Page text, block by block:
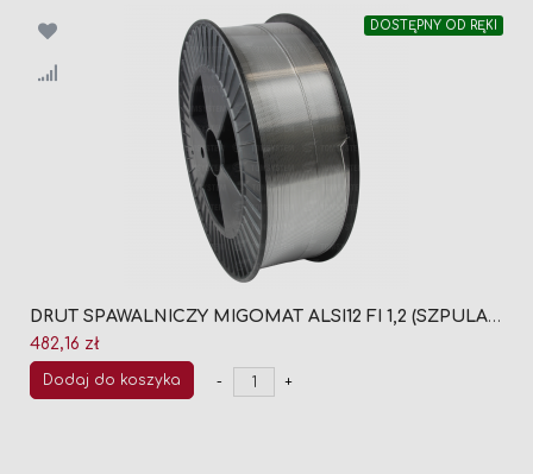
DOSTĘPNY OD RĘKI
DRUT SPAWALNICZY MIGOMAT ALSI12 FI 1,2 (SZPULA 7KG)
482,16 zł
Dodaj do koszyka - +